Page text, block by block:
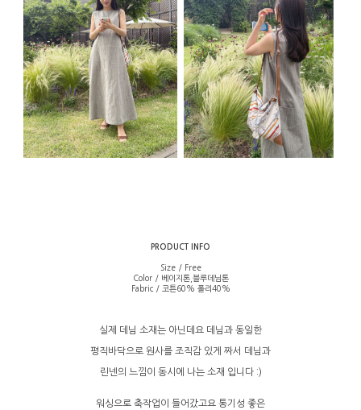
PRODUCT INFO
Size / Free
Color / 베이지톤,블루데님톤
Fabric / 코튼60% 폴리40%
실제 데님 소재는 아닌데요 데님과 동일한
평직바닥으로 원사를 조직감 있게 짜서 데님과
린넨의 느낌이 동시에 나는 소재 입니다 :)
워싱으로 축작업이 들어갔고요 통기성 좋은